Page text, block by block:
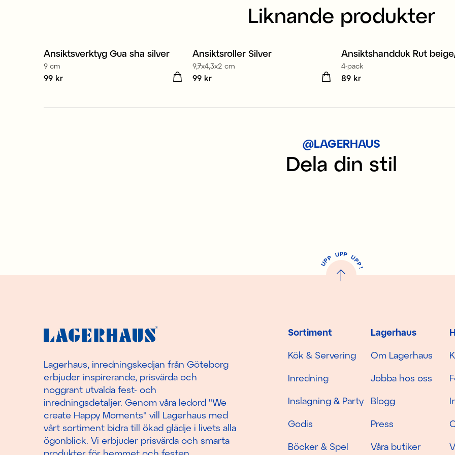
Liknande produkter
Nyhet
Ansiktsverktyg Gua sha silver
9 cm
Pris:
99 kr
Ansiktsroller Silver
9,7x4,3x2 cm
Pris:
99 kr
Ansiktshandduk Rut
4-pack
Pris:
89 kr
@LAGERHAUS
Dela din stil
U
P
P UPP UP
P
!
Sortiment
Kök & Servering
Inredning
Inslagning & Party
Godis
Böcker & Spel
Lagerhaus
Om Lagerhaus
Jobba hos oss
Blogg
Press
Våra butiker
Lagerhaus, inredningskedjan från Göteborg
erbjuder inspirerande, prisvärda och
noggrant utvalda fest- och
inredningsdetaljer. Genom våra ledord "We
create Happy Moments" vill Lagerhaus med
vårt sortiment bidra till ökad glädje i livets alla
ögonblick. Vi erbjuder prisvärda och smarta